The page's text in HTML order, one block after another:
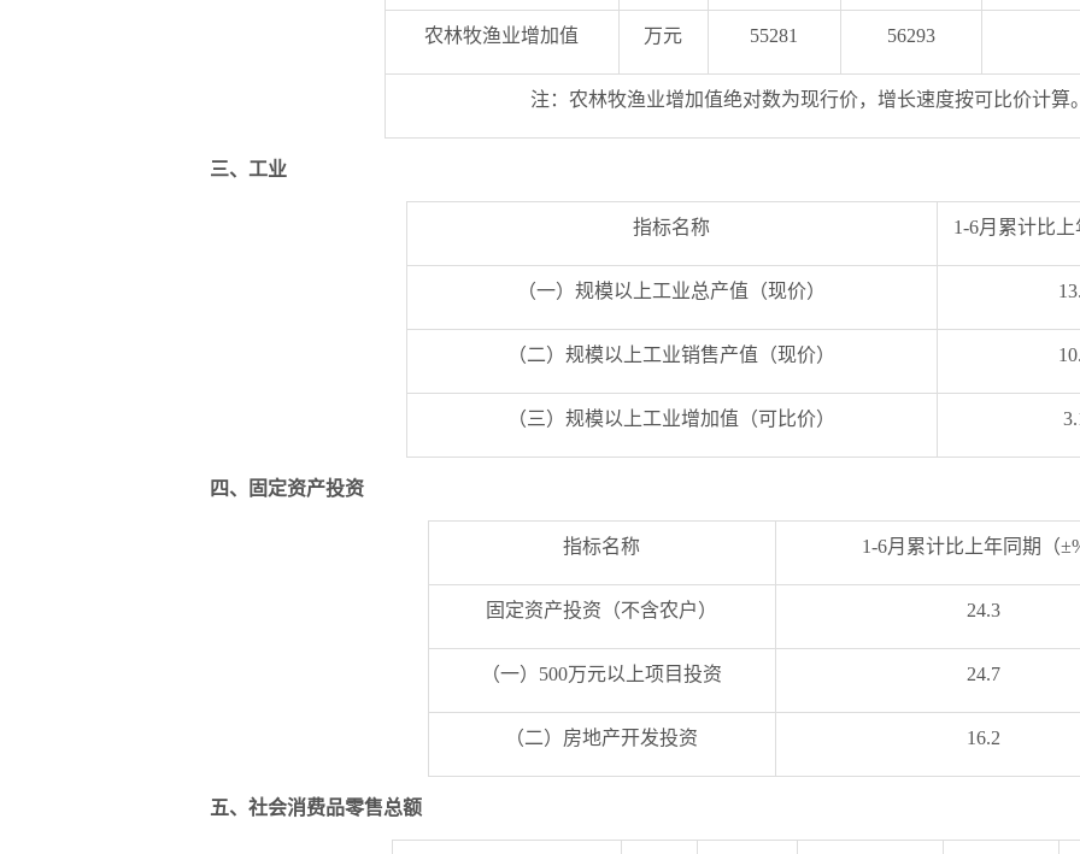
农林牧渔业增加值 万元 55281 56293
注：农林牧渔业增加值绝对数为现行价，增长速度按可比价计算。
三、 工业
指标名称 1-6月累计比上
（一）规模以上工业总产值（现价）
（二）规模以上工业销售产值（现价）
（三）规模以上工业增加值（可比价）
四、固定资产投资
指标名称 1-6月累计比上年同期（
固定资产投资（不含农户） 24.3
（一）500万元以上项目投资 24.7
（二）房地产开发投资 16.2
五、社会消费品零售总额